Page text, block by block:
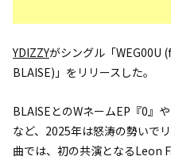
YDIZZYがシングル「WEG00U
BLAISE)」をリリースした。
BLAISEとのWネームEP『0』
など、2025年は怒涛の勢いで
曲では、初の共演となるLeon